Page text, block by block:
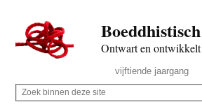
naar
de
inhoud
secondary
naar
de
sidebar
naar
de
Ontwart en ontwikkelt
Rechts
vijftiende jaargang
Z
Z